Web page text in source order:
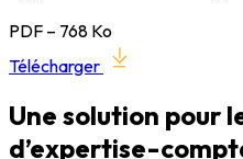
PDF – 768 Ko
Télécharger
Une solution pour
d’expertise-